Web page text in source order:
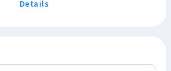
Details